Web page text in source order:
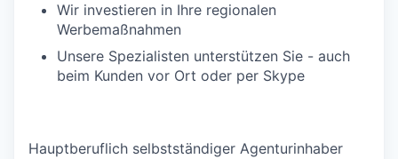
Wir investieren in Ihre regionalen
Werbemaßnahmen
Unsere Spezialisten unterstützen Sie - auch
beim Kunden vor Ort oder per Skype
Hauptberuflich selbstständiger Agenturinhaber